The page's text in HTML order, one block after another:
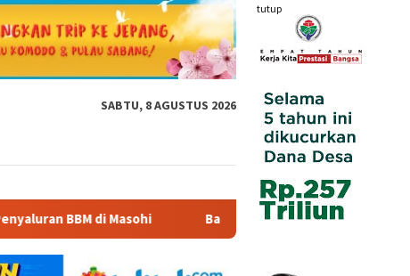
tutup
SABTU, 8 AGUSTUS 2026
Bandara Pattimura Kenalkan Dunia Penerbangan